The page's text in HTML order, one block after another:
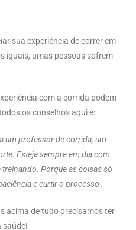
sua experiência de correr em
iguais, umas pessoas sofrem
com a corrida podem
os conselhos aqui é:
um professor de corrida, um
Esteja sempre em dia com
Porque as coisas só
e curtir o processo .
acima de tudo precisamos ter
saúde!